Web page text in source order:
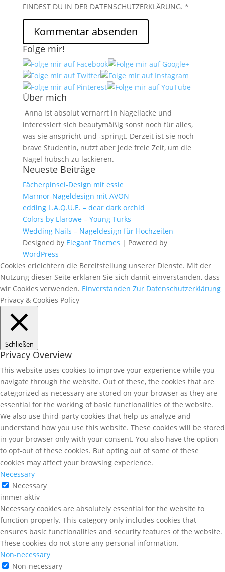
FINDEST DU IN DER DATENSCHUTZERKLÄRUNG. *
Folge mir!
Über mich
Anna ist absolut vernarrt in Nagellacke und
interessiert sich beautymäßig sonst noch für alles,
was sie anspricht und -springt. Derzeit ist sie noch
brave Studentin, nutzt aber jede freie Zeit, um die
Nägel hübsch zu lackieren.
Neueste Beiträge
Fächerpinsel-Design mit essie
Marmor-Nageldesign mit AVON
edding L.A.Q.U.E. – dear dark orchid
Colors by Llarowe – Young Turks
Wedding Nails – Nageldesign für Hochzeiten
Designed by Elegant Themes | Powered by
WordPress
Cookies erleichtern die Bereitstellung unserer Dienste. Mit der
Nutzung dieser Seite erklären Sie sich damit einverstanden, dass
wir Cookies verwenden. Einverstanden Zur Datenschutzerklärung
Privacy & Cookies Policy
Schließen
Privacy Overview
This website uses cookies to improve your experience while you
navigate through the website. Out of these, the cookies that are
categorized as necessary are stored on your browser as they are
essential for the working of basic functionalities of the website.
We also use third-party cookies that help us analyze and
understand how you use this website. These cookies will be stored
in your browser only with your consent. You also have the option
to opt-out of these cookies. But opting out of some of these
cookies may affect your browsing experience.
Necessary
Necessary
immer aktiv
Necessary cookies are absolutely essential for the website to
function properly. This category only includes cookies that
ensures basic functionalities and security features of the website.
These cookies do not store any personal information.
Non-necessary
Non-necessary